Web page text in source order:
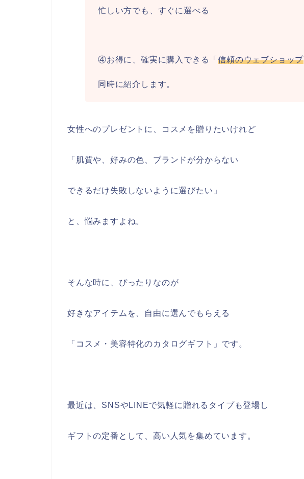
忙しい方でも、すぐに選べる
④お得に、確実に購入できる「信頼のウェブショップ
同時に紹介します。
女性へのプレゼントに、コスメを贈りたいけれど
「肌質や、好みの色、ブランドが分からない
できるだけ失敗しないように選びたい」
と、悩みますよね。
そんな時に、ぴったりなのが
好きなアイテムを、自由に選んでもらえる
「コスメ・美容特化のカタログギフト」です。
最近は、SNSやLINEで気軽に贈れるタイプも登場し
ギフトの定番として、高い人気を集めています。